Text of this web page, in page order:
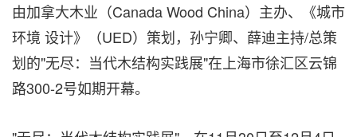
由加拿大木业（Canada Wood China）主办、《城市
环境 设计》（UED）策划，孙宁卿、薛迪主持/总策
划的"无尽：当代木结构实践展"在上海市徐汇区云锦
路300-2号如期开幕。